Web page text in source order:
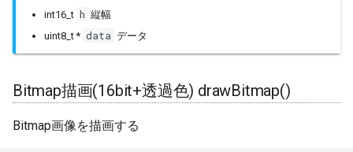
文字描画(Unicode)
画面の横幅取得 width()
MD5Builder
MDNSResponder
NetBIOS
Preferences
int16_t h 縦幅
uint8_t * data データ
Bitmap描画(16bit+透過色) drawBitmap()
Bitmap画像を描画する